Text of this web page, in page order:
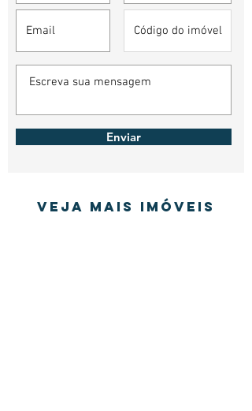
Enviar
Veja mais imóveis